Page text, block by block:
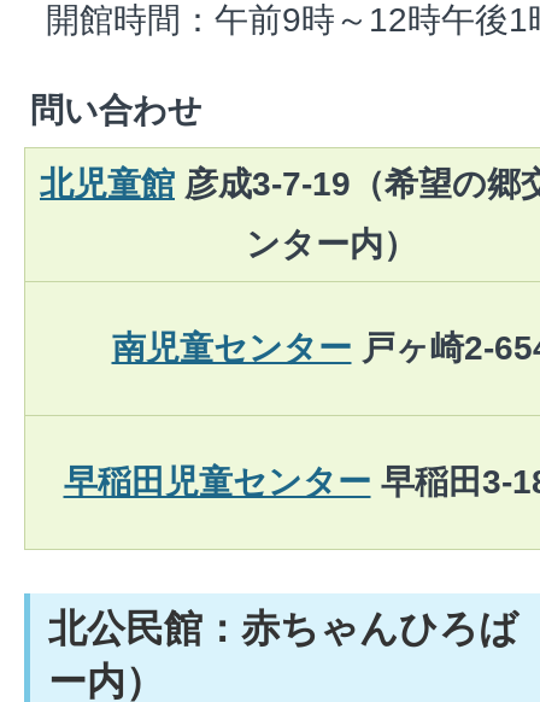
開館時間：午前9時～12時午後1
問い合わせ
北児童館 彦成3-7-19（希望の郷
ンター内）
南児童センター 戸ヶ崎2-
早稲田児童センター 早稲田3-
北公民館：赤ちゃんひろば
ー内）